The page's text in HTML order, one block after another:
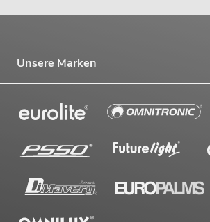
Unsere Marken